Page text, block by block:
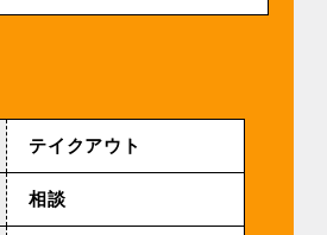
テイクアウト
相談